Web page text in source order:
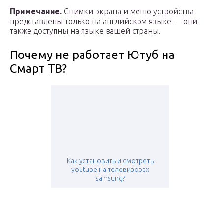
Примечание. Снимки экрана и меню устройства
представлены только на английском языке — они
также доступны на языке вашей страны.
Почему не работает Ютуб на
Смарт ТВ?
Как установить и смотреть
youtube на телевизорах
samsung?